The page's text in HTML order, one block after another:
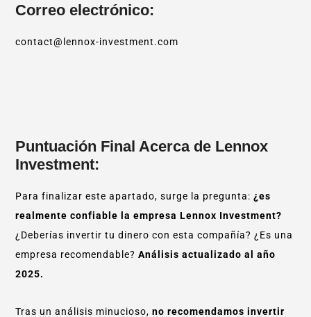
Correo electrónico:
contact@lennox-investment.com
Puntuación Final Acerca de Lennox
Investment:
Para finalizar este apartado, surge la pregunta: ¿es
realmente confiable la empresa Lennox Investment?
¿Deberías invertir tu dinero con esta compañía? ¿Es una
empresa recomendable? Análisis actualizado al año
2025.
Tras un análisis minucioso, no recomendamos invertir